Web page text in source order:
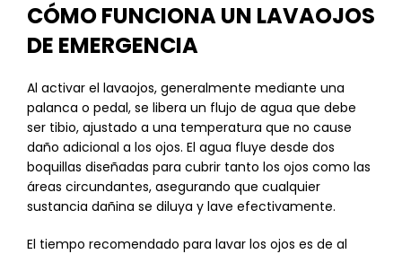
CÓMO FUNCIONA UN LAVAOJOS
DE EMERGENCIA
Al activar el lavaojos, generalmente mediante una
palanca o pedal, se libera un flujo de agua que debe
ser tibio, ajustado a una temperatura que no cause
daño adicional a los ojos. El agua fluye desde dos
boquillas diseñadas para cubrir tanto los ojos como las
áreas circundantes, asegurando que cualquier
sustancia dañina se diluya y lave efectivamente.
El tiempo recomendado para lavar los ojos es de al